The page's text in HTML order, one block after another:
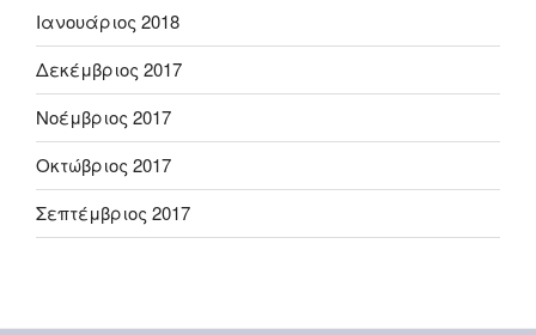
Ιανουάριος 2018
Δεκέμβριος 2017
Νοέμβριος 2017
Οκτώβριος 2017
Σεπτέμβριος 2017